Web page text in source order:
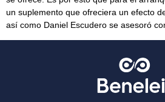
un suplemento que ofreciera un efecto
así como Daniel Escudero se asesoró